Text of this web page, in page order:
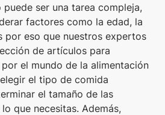
ser una tarea compleja,
factores como la edad, la
por eso que nuestros expertos
de artículos para
el mundo de la alimentación
el tipo de comida
el tamaño de las
que necesitas. Además,